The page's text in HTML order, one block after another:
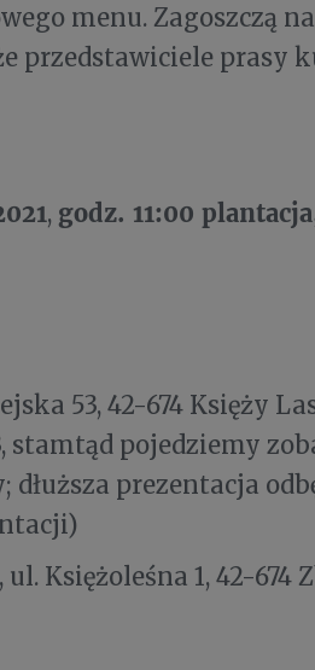
menu. Zagoszczą
przedstawiciele prasy
, godz. 11:00
53, 42-674 Księży
stamtąd pojedziemy
prezentacja
, ul. Księżoleśna 1, 42-674